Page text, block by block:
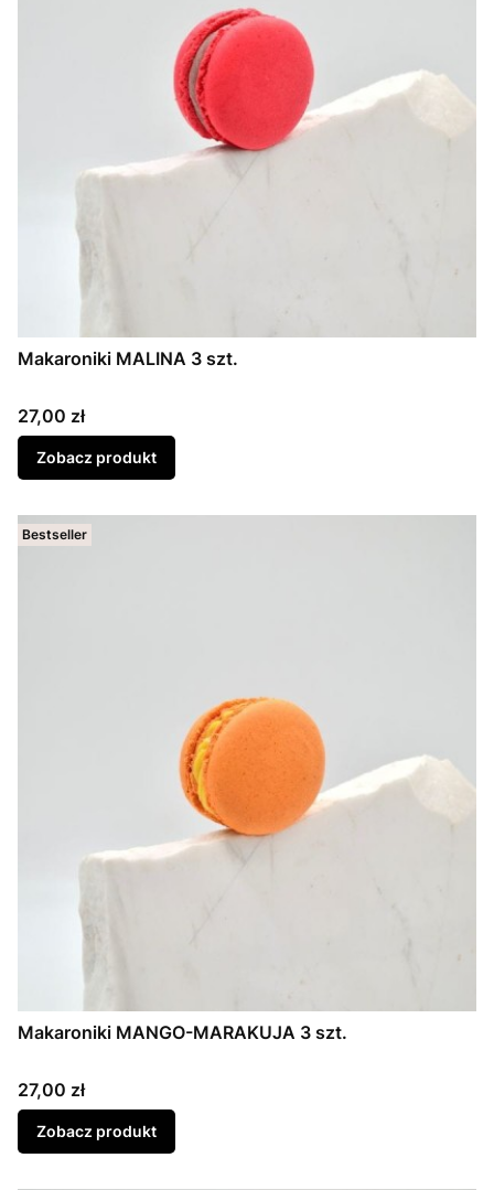
Makaroniki MALINA 3 szt.
Cena
27,00 zł
Zobacz produkt
Bestseller
Makaroniki MANGO-MARAKUJA 3 szt.
Cena
27,00 zł
Zobacz produkt